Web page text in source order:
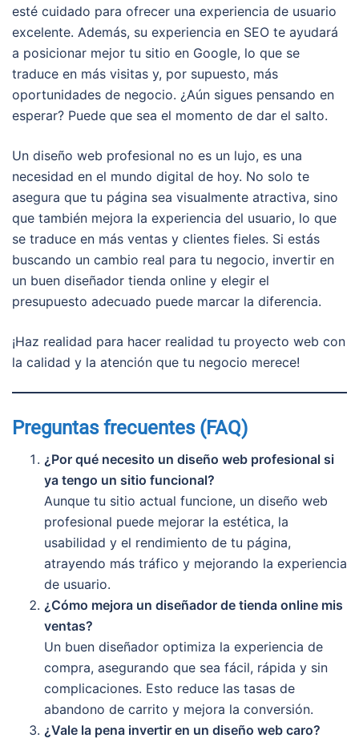
esté cuidado para ofrecer una experiencia de usuario
excelente. Además, su experiencia en SEO te ayudará
a posicionar mejor tu sitio en Google, lo que se
traduce en más visitas y, por supuesto, más
oportunidades de negocio. ¿Aún sigues pensando en
esperar? Puede que sea el momento de dar el salto.
Un diseño web profesional no es un lujo, es una
necesidad en el mundo digital de hoy. No solo te
asegura que tu página sea visualmente atractiva, sino
que también mejora la experiencia del usuario, lo que
se traduce en más ventas y clientes fieles. Si estás
buscando un cambio real para tu negocio, invertir en
un buen diseñador tienda online y elegir el
presupuesto adecuado puede marcar la diferencia.
¡Haz realidad para hacer realidad tu proyecto web con
la calidad y la atención que tu negocio merece!
Preguntas frecuentes (FAQ)
¿Por qué necesito un diseño web profesional si
ya tengo un sitio funcional?
Aunque tu sitio actual funcione, un diseño web
profesional puede mejorar la estética, la
usabilidad y el rendimiento de tu página,
atrayendo más tráfico y mejorando la experiencia
de usuario.
¿Cómo mejora un diseñador de tienda online mis
ventas?
Un buen diseñador optimiza la experiencia de
compra, asegurando que sea fácil, rápida y sin
complicaciones. Esto reduce las tasas de
abandono de carrito y mejora la conversión.
¿Vale la pena invertir en un diseño web caro?